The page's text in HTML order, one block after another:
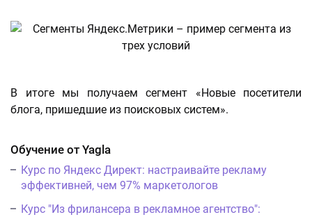
В итоге мы получаем сегмент «Новые посетители
блога, пришедшие из поисковых систем».
Обучение от Yagla
Курс по Яндекс Директ: настраивайте рекламу
эффективней, чем 97% маркетологов
Курс "Из фрилансера в рекламное агентство":